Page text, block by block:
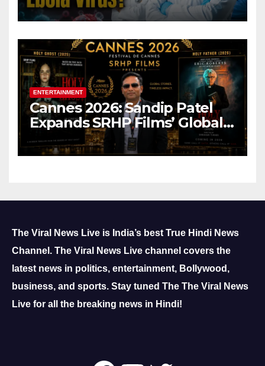
ENTERTAINMENT
Cannes 2026: Sandip Patel
Expands SRHP Films’ Global
Reach
The Viral News Live is India’s best True Hindi News
Channel. The Viral News Live channel covers the
latest news in politics, entertainment, Bollywood,
business, and sports. Stay tuned The The Viral News
Live for all the breaking news in Hindi!